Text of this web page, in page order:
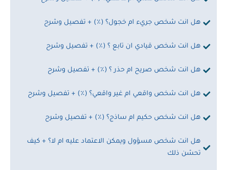
هل انت شخص جريء ام خجول؟ (٪؜) + تفصيل وشرح
هل انت شخص قيادي ان تابع ؟ (٪؜) + تفصيل وشرح
هل انت شخص صريح ام حذر ؟ (٪؜) + تفصيل وشرح
هل انت شخص واقعي ام غير واقعي؟ (٪؜) + تفصيل وشرح
هل انت شخص حكيم ام ساذج؟ (٪؜) + تفصيل وشرح
هل انت شخص مسؤول ويمكن الاعتماد عليه ام لا؟ + كيف
تحسّن ذلك